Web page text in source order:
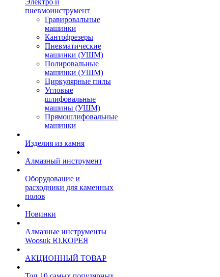
Электро и
пневмоинструмент
Гравировальные
машинки
Кантофрезеры
Пневматические
машинки (УШМ)
Полировальные
машинки (УШМ)
Циркулярные пилы
Угловые
шлифовальные
машины (УШМ)
Прямошлифовальные
машинки
Изделия из камня
Алмазный инструмент
Оборудование и
расходники для каменных
полов
Новинки
Алмазные инструменты
Woosuk Ю.КОРЕЯ
АКЦИОННЫЙ ТОВАР